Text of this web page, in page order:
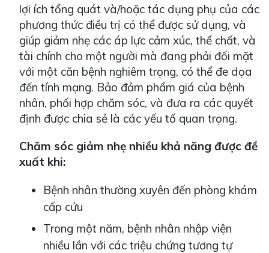
lợi ích tổng quát và/hoặc tác dụng phụ của các
phương thức điều trị có thể được sử dụng, và
giúp giảm nhẹ các áp lực cảm xúc, thể chất, và
tài chính cho một người mà đang phải đối mặt
với một căn bệnh nghiêm trọng, có thể đe dọa
đến tính mạng. Bảo đảm phẩm giá của bệnh
nhân, phối hợp chăm sóc, và đưa ra các quyết
định được chia sẻ là các yếu tố quan trọng.
Chăm sóc giảm nhẹ nhiều khả năng được đề
xuất khi:
Bệnh nhân thường xuyên đến phòng khám
cấp cứu
Trong một năm, bệnh nhân nhập viện
nhiều lần với các triệu chứng tương tự